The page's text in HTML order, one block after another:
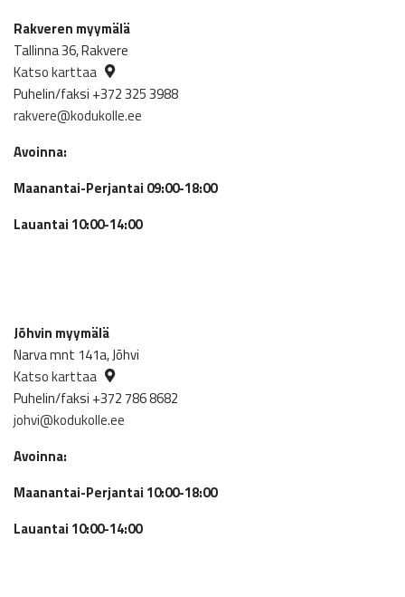
Rakveren myymälä
Tallinna 36, Rakvere
Katso karttaa
Puhelin/faksi +372 325 3988
rakvere@kodukolle.ee
Avoinna:
Maanantai-Perjantai 09:00-18:00
Lauantai 10:00-14:00
Jõhvin myymälä
Narva mnt 141a, Jõhvi
Katso karttaa
Puhelin/faksi +372 786 8682
johvi@kodukolle.ee
Avoinna:
Maanantai-Perjantai 10:00-18:00
Lauantai 10:00-14:00